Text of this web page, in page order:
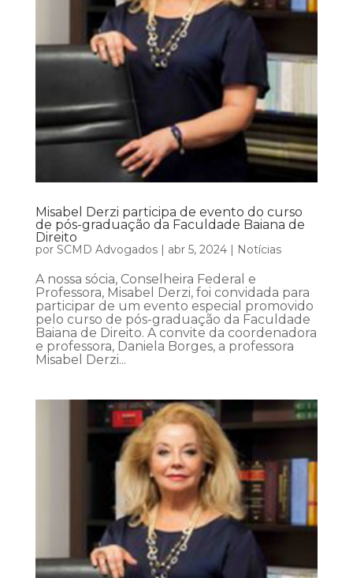
Misabel Derzi participa de evento do curso
de pós-graduação da Faculdade Baiana de
Direito
por SCMD Advogados| abr 5, 2024| Notícias
A nossa sócia, Conselheira Federal e
Professora, Misabel Derzi, foi convidada para
participar de um evento especial promovido
pelo curso de pós-graduação da Faculdade
Baiana de Direito. A convite da coordenadora
e professora, Daniela Borges, a professora
Misabel Derzi...